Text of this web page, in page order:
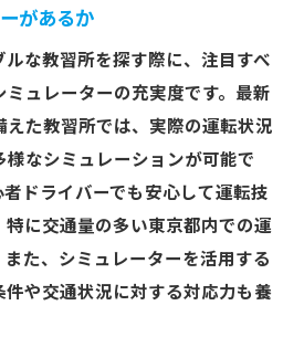
があるか
な教習所を探す際に、注目すべ
ミュレーターの充実度です。最新
えた教習所では、実際の運転状況
様なシミュレーションが可能で
ドライバーでも安心して運転技
特に交通量の多い東京都内での運
た、シミュレーターを活用する
件や交通状況に対する対応力も養